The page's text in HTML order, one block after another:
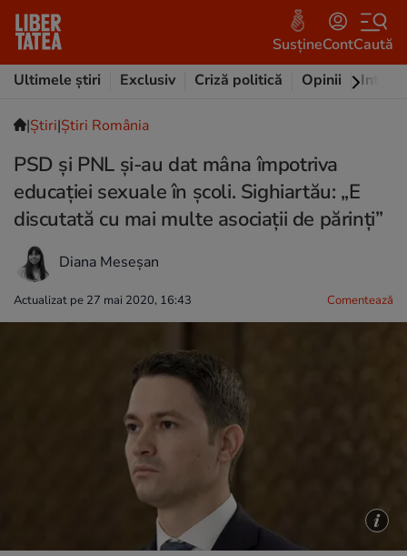
SusțineContCaută
Ultimele știri
Exclusiv Criză politică Opinii
|Ştiri|Știri România
PSD și PNL și-au dat mâna împotriva
educației sexuale în școli. Sighiartău: „E
discutată cu mai multe asociații de părinți”
Diana Meseșan
Actualizat pe 27 mai 2020, 16:43 Comentează